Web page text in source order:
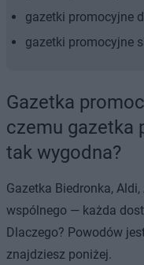
gazetki promocyjne
gazetki promocyjne
Gazetka
czemu gazetka
tak wygodna?
Gazetka Biedronka,
wspólnego — każda
Dlaczego? Powodów
znajdziesz poniżej.